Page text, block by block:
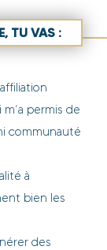
TU VAS :
permis de
communauté
à
bien les
des